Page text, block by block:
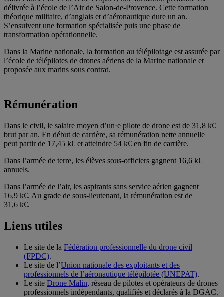
délivrée à l’école de l’Air de Salon-de-Provence. Cette formation
théorique militaire, d’anglais et d’aéronautique dure un an.
S’ensuivent une formation spécialisée puis une phase de
transformation opérationnelle.
Dans la Marine nationale, la formation au télépilotage est assurée par
l’école de télépilotes de drones aériens de la Marine nationale et
proposée aux marins sous contrat.
Rémunération
Dans le civil, le salaire moyen d’un·e pilote de drone est de 31,8 k€
brut par an. En début de carrière, sa rémunération nette annuelle
peut partir de 17,45 k€ et atteindre 54 k€ en fin de carrière.
Dans l’armée de terre, les élèves sous-officiers gagnent 16,6 k€
annuels.
Dans l’armée de l’air, les aspirants sans service aérien gagnent
16,9 k€. Au grade de sous-lieutenant, la rémunération est de
31,6 k€.
Liens utiles
Le site de la Fédération professionnelle du drone civil
(FPDC).
Le site de l’Union nationale des exploitants et des
professionnels de l’aéronautique télépilotée (UNEPAT).
Le site Drone Malin, réseau de pilotes et opérateurs de drones
professionnels indépendants, qualifiés et déclarés à la DGAC.